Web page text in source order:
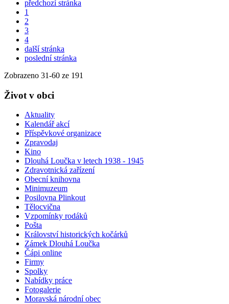
předchozí stránka
1
2
3
4
další stránka
poslední stránka
Zobrazeno 31-60 ze 191
Život v obci
Aktuality
Kalendář akcí
Příspěvkové organizace
Zpravodaj
Kino
Dlouhá Loučka v letech 1938 - 1945
Zdravotnická zařízení
Obecní knihovna
Minimuzeum
Posilovna Plinkout
Tělocvična
Vzpomínky rodáků
Pošta
Království historických kočárků
Zámek Dlouhá Loučka
Čápi online
Firmy
Spolky
Nabídky práce
Fotogalerie
Moravská národní obec